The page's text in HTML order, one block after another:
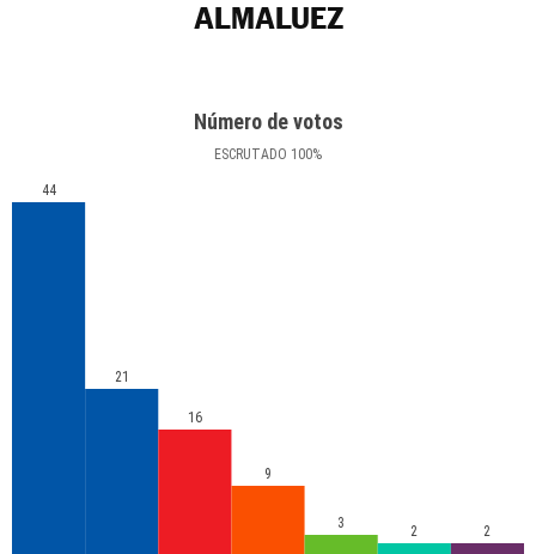
ALMALUEZ
Número de votos
ESCRUTADO 100%
44
21
16
9
3 2 2